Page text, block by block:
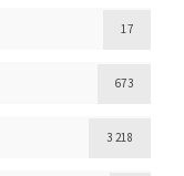
17
673
3 218